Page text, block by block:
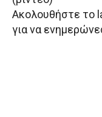
Ακολουθήστε το
για να